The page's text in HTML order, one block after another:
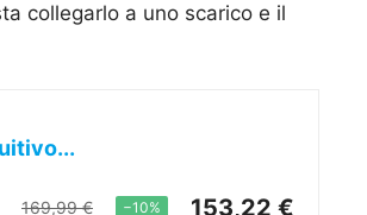
collegarlo a uno scarico e il
169,99 € −10% 153,22 €